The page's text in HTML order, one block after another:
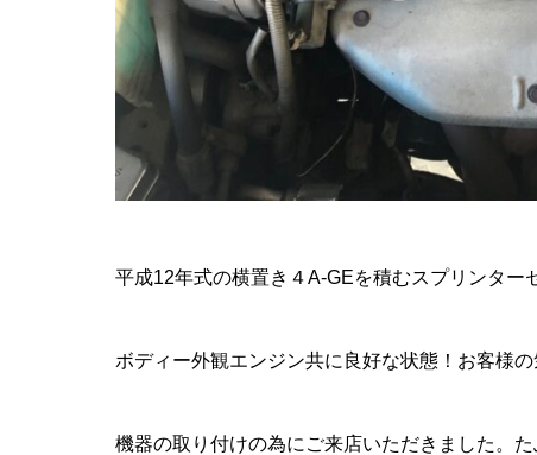
予約システム
平成12年式の横置き４A-GEを積むスプリンター
ボディー外観エンジン共に良好な状態！お客様
機器の取り付けの為にご来店いただきました。